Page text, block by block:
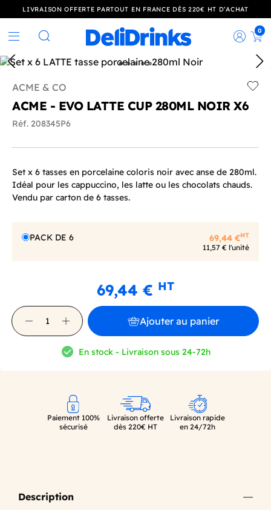
LIVRAISON OFFERTE PARTOUT EN FRANCE DÈS 220€ HT D’ACHAT
Rechercher
0
ACME & CO
ACME - EVO LATTE CUP 280ML NOIR X6
Réf. 208345P6
Set x 6 tasses en porcelaine coloris noir avec anse de 280ml.
Idéal pour les cappuccino, les latte ou les chocolats chauds.
Vendu par carton de 6 tasses.
PACK DE 6 69,44 €HT
11,57 € l'unité
69,44 € HT
Ajouter au panier
En stock - Livraison sous 24-72h
Paiement 100%
sécurisé
Livraison offerte
dès 220€ HT
Livraison rapide
en 24/72h
Description